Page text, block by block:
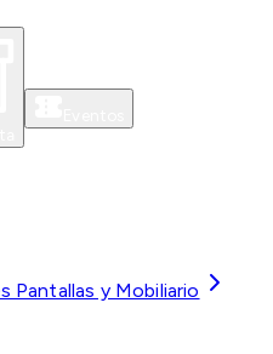
Pantallas y Mobiliario